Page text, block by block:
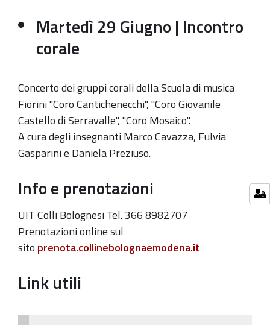
Martedì 29 Giugno | Incontro
corale
Concerto dei gruppi corali della Scuola di musica
Fiorini "Coro Cantichenecchi", "Coro Giovanile
Castello di Serravalle", "Coro Mosaico".
A cura degli insegnanti Marco Cavazza, Fulvia
Gasparini e Daniela Preziuso.
Info e prenotazioni
UIT Colli Bolognesi Tel. 366 8982707
Prenotazioni online sul
sito prenota.collinebolognaemodena.it
Link utili